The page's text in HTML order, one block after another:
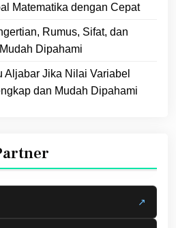
Matematika dengan Cepat
Rumus, Sifat, dan
Dipahami
Aljabar Jika Nilai Variabel
dan Mudah Dipahami
↗